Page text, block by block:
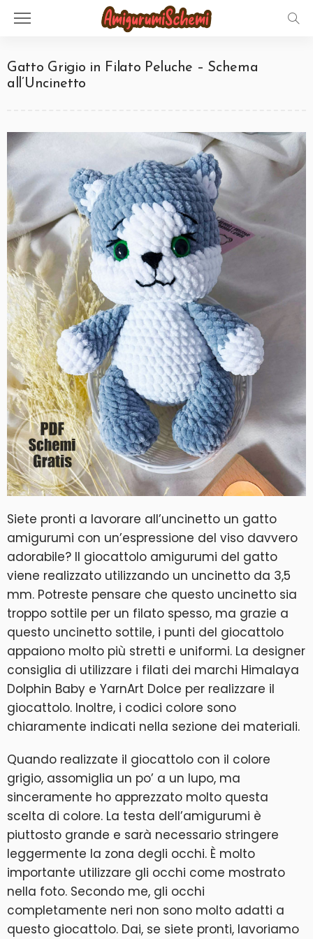
Gatto Grigio in Filato Peluche – Schema
all’Uncinetto
Siete pronti a lavorare all’uncinetto un gatto
amigurumi con un’espressione del viso davvero
adorabile? Il giocattolo amigurumi del gatto
viene realizzato utilizzando un uncinetto da 3,5
mm. Potreste pensare che questo uncinetto sia
troppo sottile per un filato spesso, ma grazie a
questo uncinetto sottile, i punti del giocattolo
appaiono molto più stretti e uniformi. La designer
consiglia di utilizzare i filati dei marchi Himalaya
Dolphin Baby e YarnArt Dolce per realizzare il
giocattolo. Inoltre, i codici colore sono
chiaramente indicati nella sezione dei materiali.
Quando realizzate il giocattolo con il colore
grigio, assomiglia un po’ a un lupo, ma
sinceramente ho apprezzato molto questa
scelta di colore. La testa dell’amigurumi è
piuttosto grande e sarà necessario stringere
leggermente la zona degli occhi. È molto
importante utilizzare gli occhi come mostrato
nella foto. Secondo me, gli occhi
completamente neri non sono molto adatti a
questo giocattolo. Dai, se siete pronti, lavoriamo